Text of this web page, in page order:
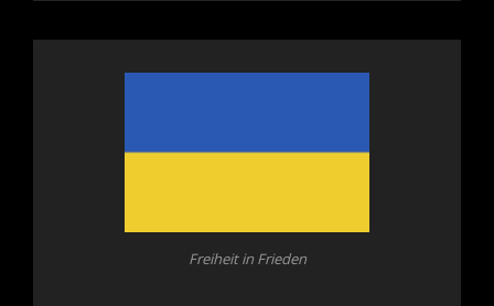
Freiheit in Frieden